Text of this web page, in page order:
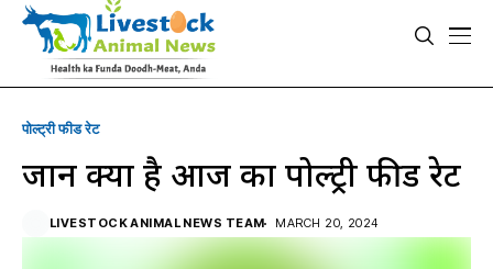
पोल्ट्री फीड रेट
जानें क्या है आज का पोल्ट्री फीड रेट
LIVESTOCK ANIMAL NEWS TEAM MARCH 20, 2024